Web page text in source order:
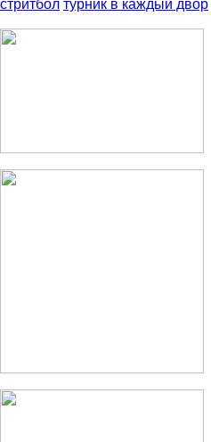
стритбол турник в каждый двор